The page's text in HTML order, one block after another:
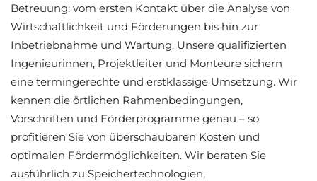
Betreuung: vom ersten Kontakt über die Analyse von
Wirtschaftlichkeit und Förderungen bis hin zur
Inbetriebnahme und Wartung. Unsere qualifizierten
Ingenieurinnen, Projektleiter und Monteure sichern
eine termingerechte und erstklassige Umsetzung. Wir
kennen die örtlichen Rahmenbedingungen,
Vorschriften und Förderprogramme genau – so
profitieren Sie von überschaubaren Kosten und
optimalen Fördermöglichkeiten. Wir beraten Sie
ausführlich zu Speichertechnologien,